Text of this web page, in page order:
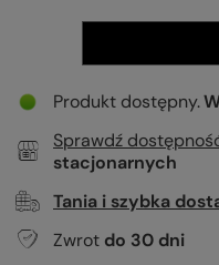
Produkt dostępny
Sprawdź
stacjonarnych
Tania i szybka
Zwrot do 30 dni